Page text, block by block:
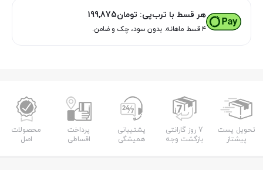
هر قسط با ترب‌پی: تومان199,875
۴ قسط ماهانه. بدون سود، چک و ضامن.
تحویل پست
پیشتاز
7 روز گارانتی
بازگشت وجه
پشتیبانی
همیشگی
پرداخت
اقساطی
محصولات
اصل